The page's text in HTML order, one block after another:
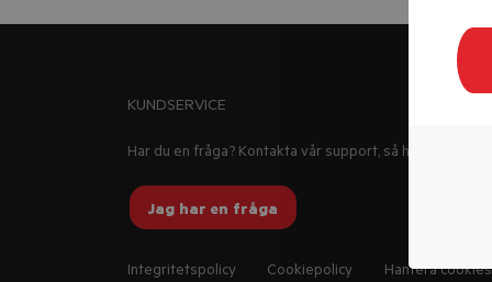
KUNDSERVICE
Har du en fråga? Kontakta vår support, så hjälper vi dig!
Jag har en fråga
Integritetspolicy Cookiepolicy Hantera cookies